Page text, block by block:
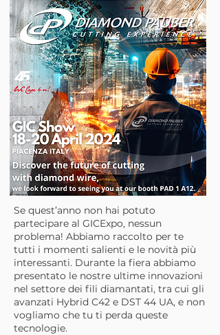
Se quest’anno non hai potuto
partecipare al GICExpo, nessun
problema! Abbiamo raccolto per te
tutti i momenti salienti e le novità più
interessanti. Durante la fiera abbiamo
presentato le nostre ultime innovazioni
nel settore dei fili diamantati, tra cui gli
avanzati Hybrid C42 e DST 44 UA, e non
vogliamo che tu ti perda queste
tecnologie.